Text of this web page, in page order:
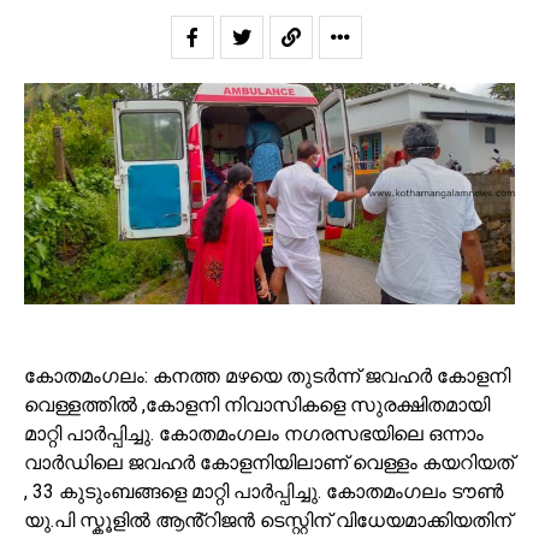
കോതമംഗലം: കനത്ത മഴയെ തുടർന്ന് ജവഹർ കോളനി
വെള്ളത്തിൽ ,കോളനി നിവാസികളെ സുരക്ഷിതമായി
മാറ്റി പാർപ്പിച്ചു. കോതമംഗലം നഗരസഭയിലെ ഒന്നാം
വാർഡിലെ ജവഹർ കോളനിയിലാണ് വെള്ളം കയറിയത്
, 33 കുടുംബങ്ങളെ മാറ്റി പാർപ്പിച്ചു. കോതമംഗലം ടൗൺ
യു.പി സ്കൂളിൽ ആൻ്റിജൻ ടെസ്റ്റിന് വിധേയമാക്കിയതിന്